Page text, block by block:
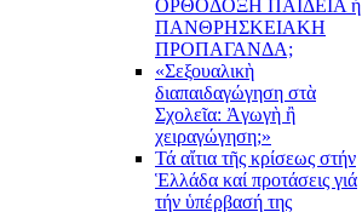
ΟΡΘΟΔΟΞΗ ΠΑΙΔΕΙΑ ή
ΠΑΝΘΡΗΣΚΕΙΑΚΗ
ΠΡΟΠΑΓΑΝΔΑ;
«Σεξουαλικὴ
διαπαιδαγώγηση στὰ
Σχολεῖα: Ἀγωγὴ ἢ
χειραγώγηση;»
Τά αἴτια τῆς κρίσεως στήν
Ἑλλάδα καί προτάσεις γιά
τήν ὑπέρβασή της